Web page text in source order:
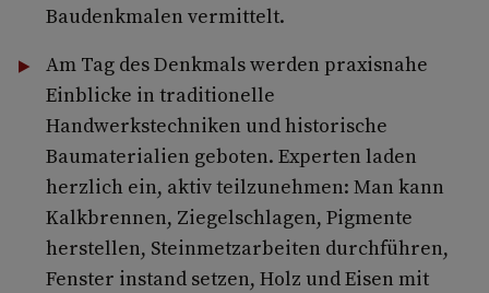
Baudenkmalen vermittelt.
Am Tag des Denkmals werden praxisnahe
Einblicke in traditionelle
Handwerkstechniken und historische
Baumaterialien geboten. Experten laden
herzlich ein, aktiv teilzunehmen: Man kann
Kalkbrennen, Ziegelschlagen, Pigmente
herstellen, Steinmetzarbeiten durchführen,
Fenster instand setzen, Holz und Eisen mit